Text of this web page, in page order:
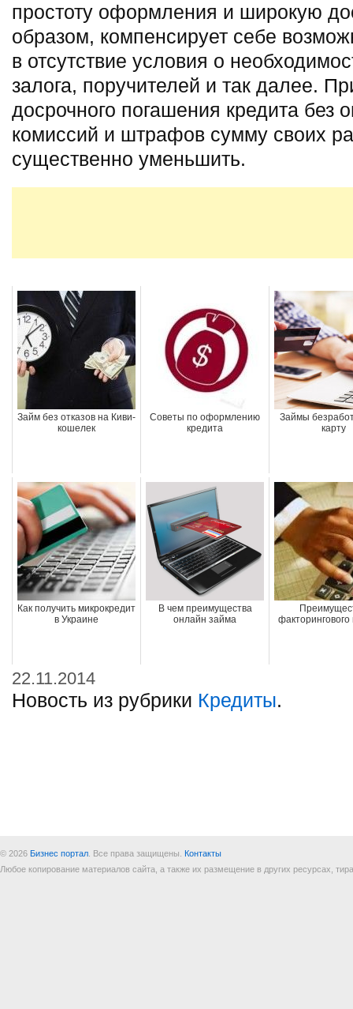
простоту оформления и широкую
образом, компенсирует себе
в отсутствие условия о
залога, поручителей и так далее.
досрочного погашения кредита без
комиссий и штрафов сумму своих
существенно уменьшить.
Займ без отказов на Киви-
кошелек
Советы по оформлению
кредита
Займы
карту
Как получить микрокредит
в Украине
В чем преимущества
онлайн займа
факторингового
22.11.2014
Новость из рубрики Кредиты.
© 2026 Бизнес портал . Все права защищены. Контакты
Любое копирование материалов сайта, а также их размещение в других ресурсах,